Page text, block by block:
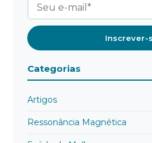
Categorias
Artigos
Ressonância Magnética